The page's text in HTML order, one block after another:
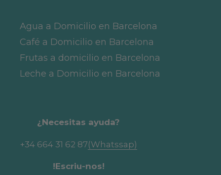
Agua a Domicilio en Barcelona
Café a Domicilio en Barcelona
Frutas a domicilio en Barcelona
Leche a Domicilio en Barcelona
¿Necesitas ayuda?
+34 664 31 62 87(Whatssap)
!Escriu-nos!